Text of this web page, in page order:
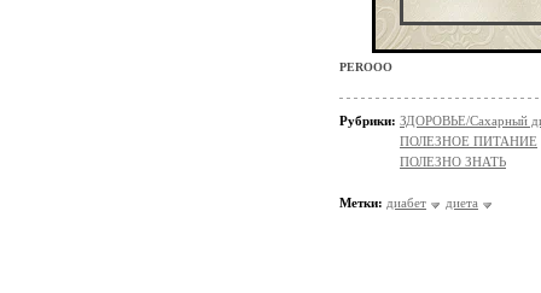
PEROOO
Рубрики: ЗДОРОВЬЕ/Сахарный
ПОЛЕЗНОЕ ПИТАНИЕ
ПОЛЕЗНО ЗНАТЬ
Метки: диабет диета